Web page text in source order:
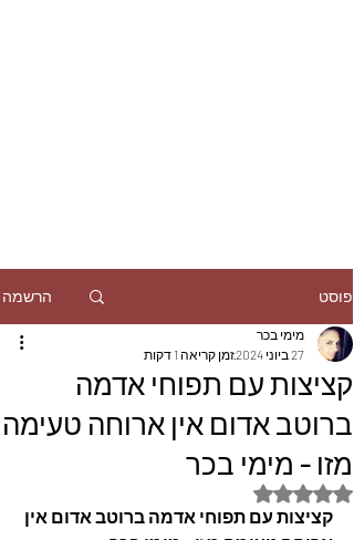
פוסט הרשמה
קציצות עם תפוחי אדמה
ברוטב אדום אין ארוחה טעימה
מזו - מימי בכר
מימי בכר
27 ביוני 2024
זמן קריאה 1 דקות
דירוג של NaN מתוך 5 כוכבים
קציצות עם תפוחי אדמה ברוטב אדום אין